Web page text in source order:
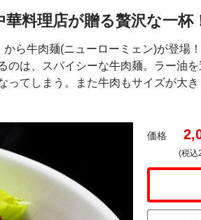
料理店が贈る贅沢な一杯
ら牛肉麺(ニューローミェン)が登場
は、スパイシーな牛肉麺。ラー油
てしまう。また牛肉もサイズが大
価格
(税込